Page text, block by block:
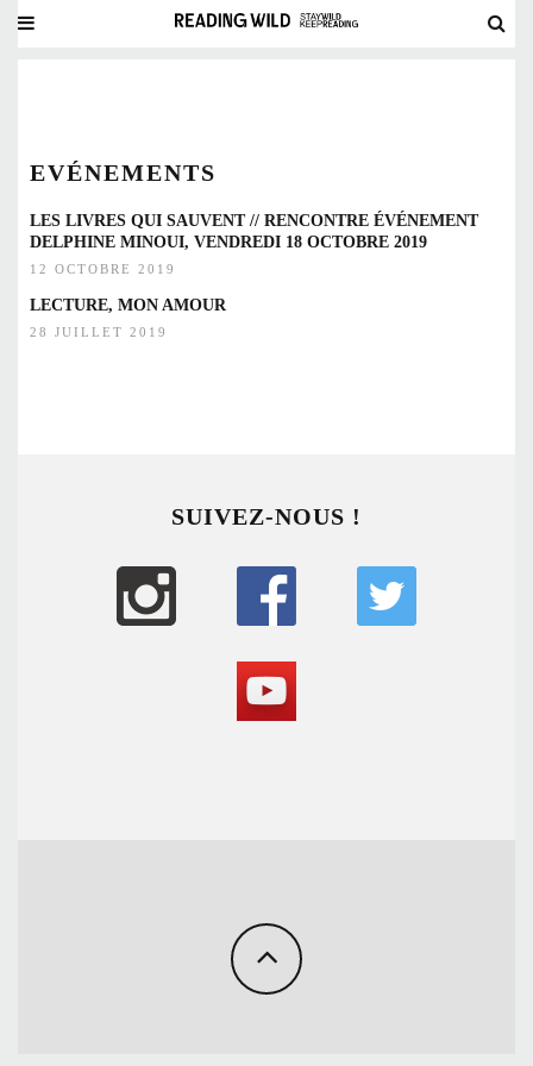
EVÉNEMENTS
LES LIVRES QUI SAUVENT // RENCONTRE ÉVÉNEMENT
DELPHINE MINOUI, VENDREDI 18 OCTOBRE 2019
12 OCTOBRE 2019
LECTURE, MON AMOUR
28 JUILLET 2019
SUIVEZ-NOUS !